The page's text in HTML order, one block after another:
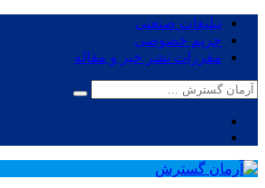
تبلیغات صنعتی
حریم خصوصی
مقررات نشر خبر و مقاله